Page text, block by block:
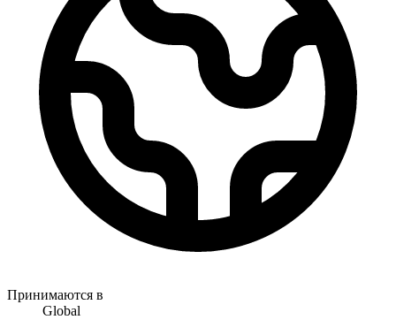
Принимаются в
Global